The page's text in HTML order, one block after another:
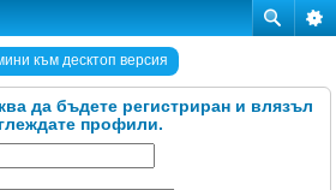
към десктоп версия
да бъдете регистриран и влязъл
профили.